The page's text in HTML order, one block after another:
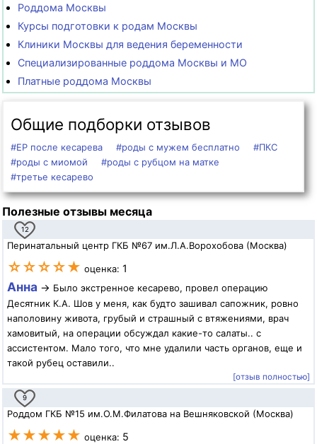
Роддома Москвы
Курсы подготовки к родам Москвы
Клиники Москвы для ведения беременности
Специализированные роддома Москвы и МО
Платные роддома Москвы
Общие подборки отзывов
#ЕР после кесарева #роды с мужем бесплатно
#ПКС
#роды с миомой
#роды с рубцом на матке
#третье кесарево
Полезные отзывы месяца
12
Перинатальный центр ГКБ №67 им.Л.А.Ворохобова (Москва)
☆☆☆☆★ оценка: 1
Анна → Было экстренное кесарево, провел операцию
Десятник К.А. Шов у меня, как будто зашивал сапожник, ровно
наполовину живота, грубый и страшный с втяжениями, врач
хамовитый, на операции обсуждал какие-то салаты.. с
ассистентом. Мало того, что мне удалили часть органов, еще и
такой рубец оставили..
[отзыв полностью]
9
Роддом ГКБ №15 им.О.М.Филатова на Вешняковской (Москва)
★★★★★ оценка: 5